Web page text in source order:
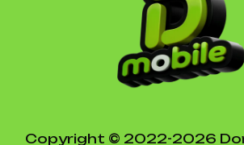
Copyright © 2022-2026